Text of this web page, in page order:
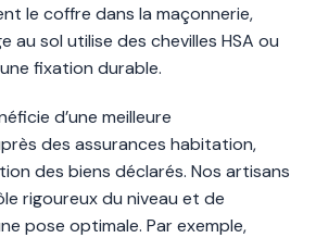
le coffre dans la maçonnerie,
au sol utilise des chevilles HSA ou
fixation durable.
d’une meilleure
des assurances habitation,
des biens déclarés. Nos artisans
rigoureux du niveau et de
pose optimale. Par exemple,